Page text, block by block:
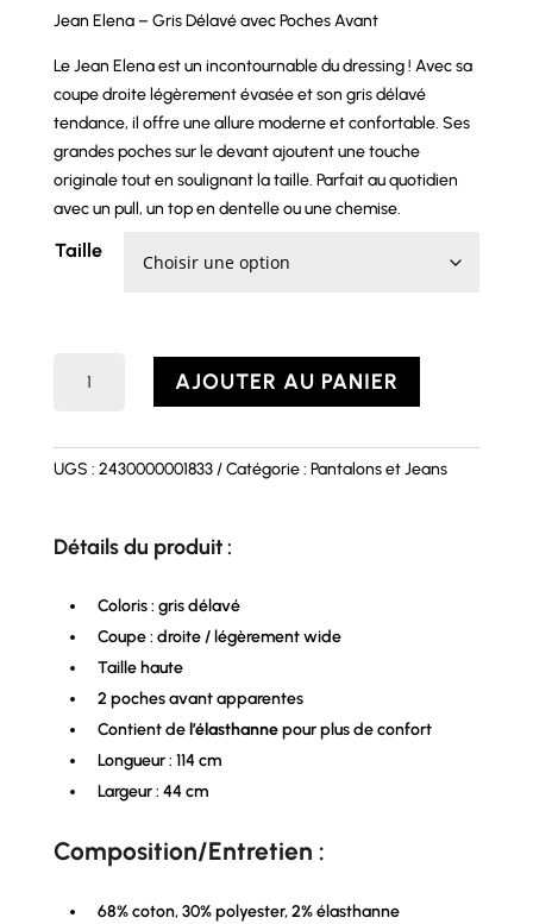
initial
était :
45,00 €.
actuel
est :
22,50 €.
Jean Elena – Gris Délavé avec Poches Avant
Le Jean Elena est un incontournable du dressing ! Avec sa
coupe droite légèrement évasée et son gris délavé
tendance, il offre une allure moderne et confortable. Ses
grandes poches sur le devant ajoutent une touche
originale tout en soulignant la taille. Parfait au quotidien
avec un pull, un top en dentelle ou une chemise.
Taille
ELENA
AJOUTER AU PANIER
UGS : 2430000001833 Catégorie : Pantalons et Jeans
Détails du produit :
Coloris : gris délavé
Coupe : droite / légèrement wide
Taille haute
2 poches avant apparentes
Contient de l’élasthannepour plus de confort
Longueur : 114 cm
Largeur : 44 cm
Composition/Entretien :
68% coton, 30% polyester, 2% élasthanne